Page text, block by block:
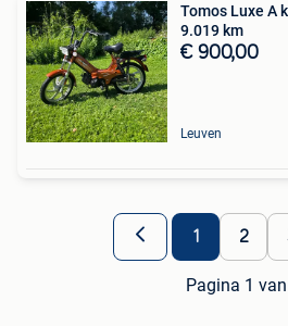
Tomos Luxe A klasse
9.019 km
€ 900,00
Leuven
1 2
Pagina 1